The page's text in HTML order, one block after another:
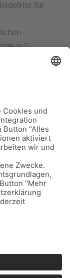
für
> 1
wird,
aus dem
die
hätte.